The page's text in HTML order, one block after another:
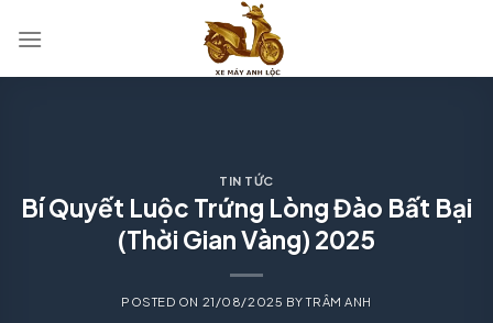
TIN TỨC
Bí Quyết Luộc Trứng Lòng Đào Bất Bại
(Thời Gian Vàng) 2025
POSTED ON 21/08/2025 BYTRÂM ANH